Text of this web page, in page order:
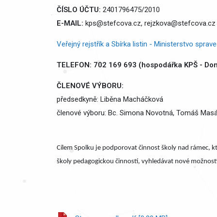
ČÍSLO ÚČTU: 2401796475/2010
E-MAIL: kps@stefcova.cz, rejzkova@stefcova.cz
Veřejný rejstřík a Sbírka listin - Ministerstvo
TELEFON: 702 169 693 (hospodářka KPŠ -
ČLENOVÉ VÝBORU:
předsedkyně: Liběna Macháčková
členové výboru: Bc. Simona Novotná, Tomáš
Cílem Spolku je podporovat činnost školy nad rámec,
školy pedagogickou činností, vyhledávat nové